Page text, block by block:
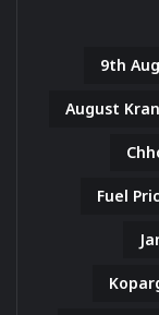
9th
August
Fuel